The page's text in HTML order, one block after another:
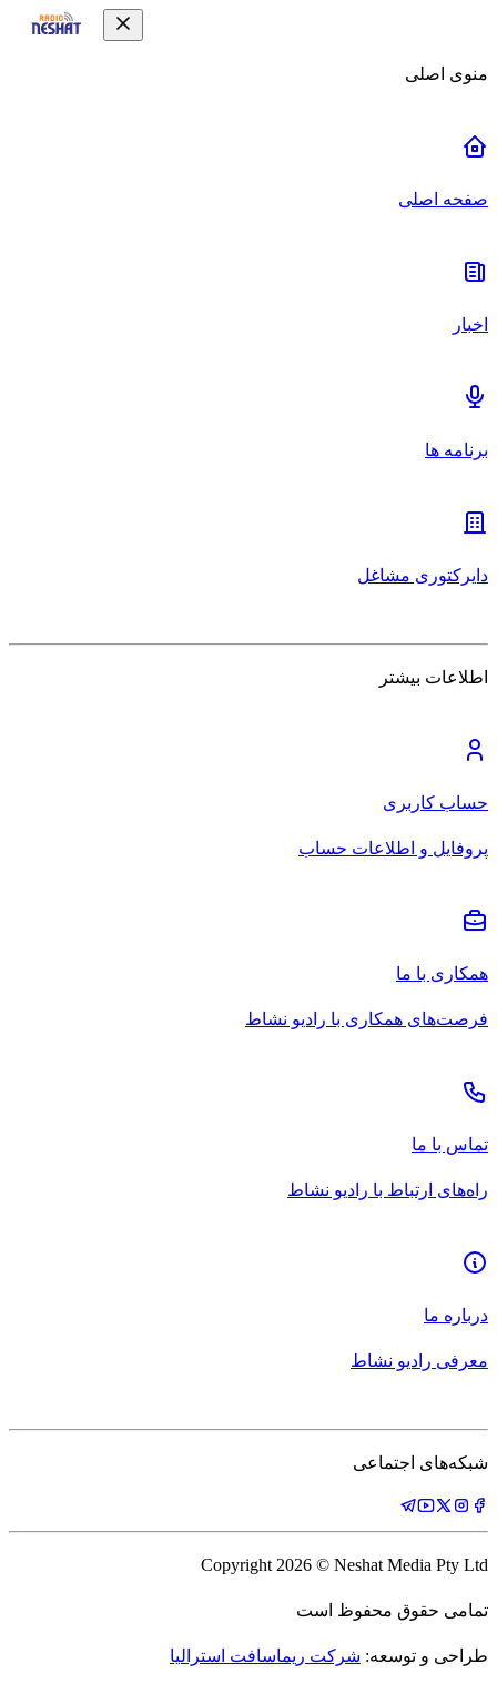
منوی اصلی
صفحه اصلی
اخبار
برنامه ها
دایرکتوری مشاغل
اطلاعات بیشتر
حساب کاربری
پروفایل و اطلاعات حساب
همکاری با ما
فرصت‌های همکاری با رادیو نشاط
تماس با ما
راه‌های ارتباط با رادیو نشاط
درباره ما
معرفی رادیو نشاط
شبکه‌های اجتماعی
Copyright 2026 © Neshat Media Pty Ltd
تمامی حقوق محفوظ است
طراحی و توسعه: شرکت ریماسافت استرالیا